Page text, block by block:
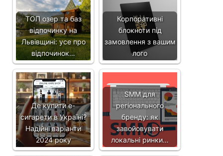
ТОП озер та баз
відпочинку на
Львівщині: усе про
відпочинок…
Корпоративні
блокноти під
замовлення з вашим
лого
Де купити e-
сигарети в Україні?
Надійні варіанти
2024 року
SMM для
регіонального
бренду: як
завойовувати
локальні ринки…